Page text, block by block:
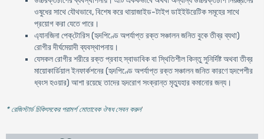
ওষুধের সাথে যৌথভাবে, বিশেষ করে থায়াজাইড-টাইপ ডাইইউরেটিক সমূহের সাথে
প্রয়ােগ করা যেতে পারে।
এ্যানজিনা পেক্‌টোরিস (হৃদপিণ্ডে অপর্যাপ্ত রক্ত সঞ্চালন জনিত বুকে তীব্র ব্যথা)
রােগীর দীর্ঘমেয়াদী ব্যবস্থাপনায়।
যেসকল রােগীর শরীরে রক্ত প্রবাহ স্বাভাবিক বা স্থিতিশীল কিন্তু সুনির্দিষ্ট অথবা তীব্র
মায়ােকার্ডিয়াল ইনফার্কশনের (হৃদপিণ্ডে অপর্যাপ্ত রক্ত সঞ্চালন জনিত কারণে হৃদপেশীর
ধ্বংস হওয়ার) আশা রয়েছে তাদের হৃদরােগ সংক্রান্ত মৃত্যুহার কমানাের জন্য।
* রেজিস্টার্ড চিকিৎসকের পরামর্শ মোতাবেক ঔষধ সেবন করুন'